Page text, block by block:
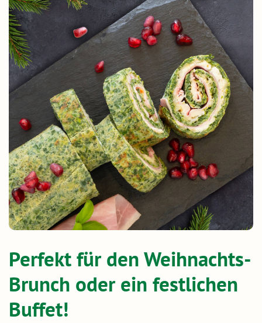
Perfekt für den Weihnachts-
Brunch oder ein festlichen
Buffet!